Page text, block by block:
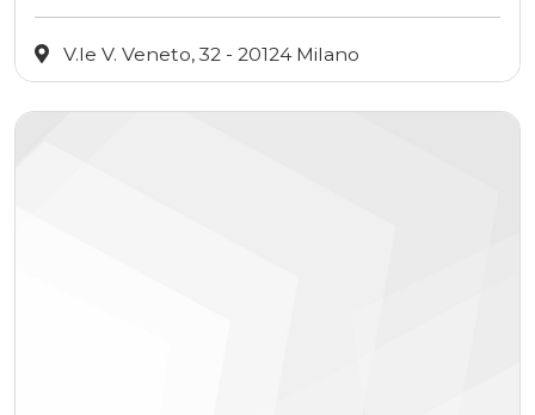
V.le V. Veneto, 32 - 20124 Milano